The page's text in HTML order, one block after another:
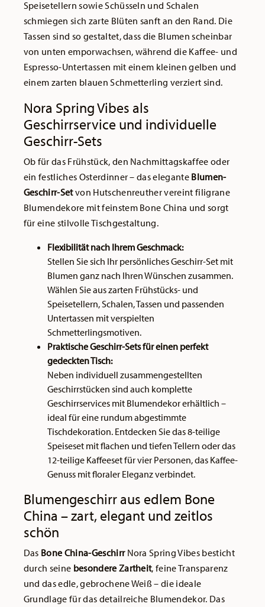
Speisetellern sowie Schüsseln und Schalen
schmiegen sich zarte Blüten sanft an den Rand. Die
Tassen sind so gestaltet, dass die Blumen scheinbar
von unten emporwachsen, während die Kaffee- und
Espresso-Untertassen mit einem kleinen gelben und
einem zarten blauen Schmetterling verziert sind.
Nora Spring Vibes als
Geschirrservice und individuelle
Geschirr-Sets
Ob für das Frühstück, den Nachmittagskaffee oder
ein festliches Osterdinner – das elegante Blumen-
Geschirr-Setvon Hutschenreuther vereint filigrane
Blumendekore mit feinstem Bone China und sorgt
für eine stilvolle Tischgestaltung.
Flexibilität nach Ihrem Geschmack:
Stellen Sie sich Ihr persönliches Geschirr-Set mit
Blumen ganz nach Ihren Wünschen zusammen.
Wählen Sie aus zarten Frühstücks- und
Speisetellern, Schalen, Tassen und passenden
Untertassen mit verspielten
Schmetterlingsmotiven.
Praktische Geschirr-Sets für einen perfekt
gedeckten Tisch:
Neben individuell zusammengestellten
Geschirrstücken sind auch komplette
Geschirrservices mit Blumendekor erhältlich –
ideal für eine rundum abgestimmte
Tischdekoration. Entdecken Sie das 8-teilige
Speiseset mit flachen und tiefen Tellern oder das
12-teilige Kaffeeset für vier Personen, das Kaffee-
Genuss mit floraler Eleganz verbindet.
Blumengeschirr aus edlem Bone
China – zart, elegant und zeitlos
schön
Das Bone China-GeschirrNora Spring Vibes besticht
durch seine besondere Zartheit, feine Transparenz
und das edle, gebrochene Weiß – die ideale
Grundlage für das detailreiche Blumendekor. Das